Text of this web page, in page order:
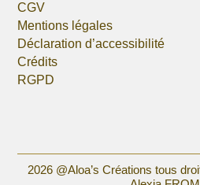
CGV
Mentions légales
Déclaration d’accessibilité
Crédits
RGPD
2026 @Aloa’s Créations tous